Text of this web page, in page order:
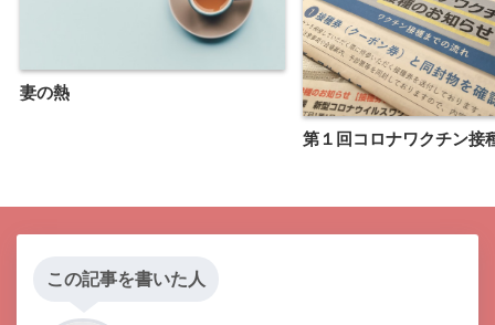
妻の熱
第１回コロナワクチン接
この記事を書いた人